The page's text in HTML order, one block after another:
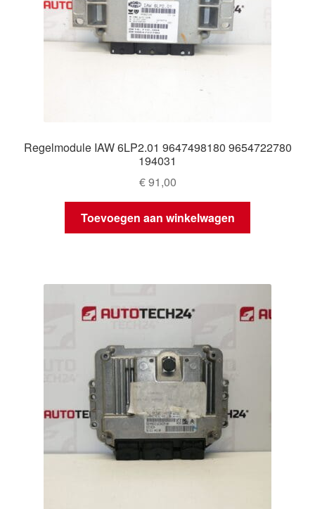
Regelmodule IAW 6LP2.01 9647498180 9654722780
194031
€91,00
Toevoegen aan winkelwagen